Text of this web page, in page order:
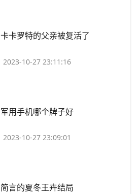
​卡卡罗特的父亲被复活了
2023-10-27 23:11:16
​军用手机哪个牌子好
2023-10-27 23:09:01
​简言的夏冬王卉结局